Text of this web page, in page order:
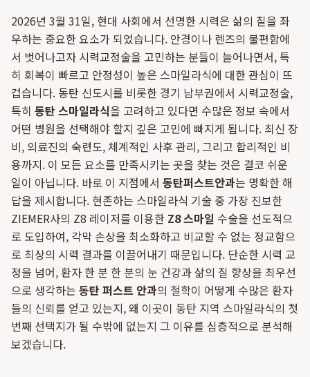
2026년 3월 31일, 현대 사회에서 선명한 시력은 삶의 질을 좌
우하는 중요한 요소가 되었습니다. 안경이나 렌즈의 불편함에
서 벗어나고자 시력교정술을 고민하는 분들이 늘어나면서, 특
히 회복이 빠르고 안정성이 높은 스마일라식에 대한 관심이 뜨
겁습니다. 동탄 신도시를 비롯한 경기 남부권에서 시력교정술,
특히 동탄 스마일라식을 고려하고 있다면 수많은 정보 속에서
어떤 병원을 선택해야 할지 깊은 고민에 빠지게 됩니다. 최신 장
비, 의료진의 숙련도, 체계적인 사후 관리, 그리고 합리적인 비
용까지. 이 모든 요소를 만족시키는 곳을 찾는 것은 결코 쉬운
일이 아닙니다. 바로 이 지점에서 동탄퍼스트안과는 명확한 해
답을 제시합니다. 현존하는 스마일라식 기술 중 가장 진보한
ZIEMER사의 Z8 레이저를 이용한 Z8 스마일 수술을 선도적으
로 도입하여, 각막 손상을 최소화하고 비교할 수 없는 정교함으
로 최상의 시력 결과를 이끌어내기 때문입니다. 단순한 시력 교
정을 넘어, 환자 한 분 한 분의 눈 건강과 삶의 질 향상을 최우선
으로 생각하는 동탄 퍼스트 안과의 철학이 어떻게 수많은 환자
들의 신뢰를 얻고 있는지, 왜 이곳이 동탄 지역 스마일라식의 첫
번째 선택지가 될 수밖에 없는지 그 이유를 심층적으로 분석해
보겠습니다.